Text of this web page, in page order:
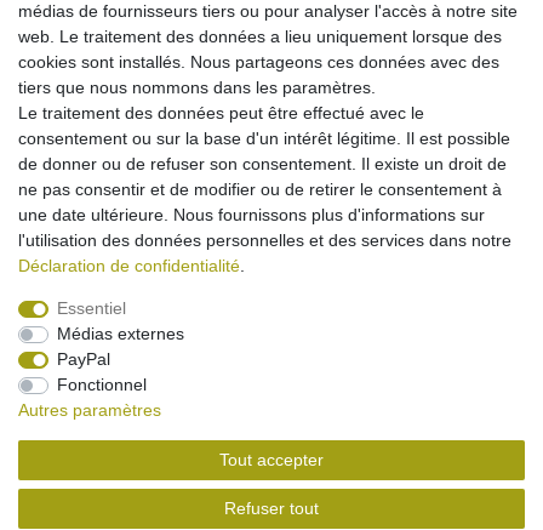
Mentions légales
Conditions générales
Rétracter le contrat ici Contact
médias de fournisseurs tiers ou pour analyser l'accès à notre site
web. Le traitement des données a lieu uniquement lorsque des
cookies sont installés. Nous partageons ces données avec des
tiers que nous nommons dans les paramètres.
Le traitement des données peut être effectué avec le
consentement ou sur la base d'un intérêt légitime. Il est possible
de donner ou de refuser son consentement. Il existe un droit de
ne pas consentir et de modifier ou de retirer le consentement à
une date ultérieure. Nous fournissons plus d'informations sur
l'utilisation des données personnelles et des services dans notre
Déclaration de confidentialité
Essentiel
Médias externes
PayPal
Fonctionnel
Autres paramètres
Tout accepter
Refuser tout